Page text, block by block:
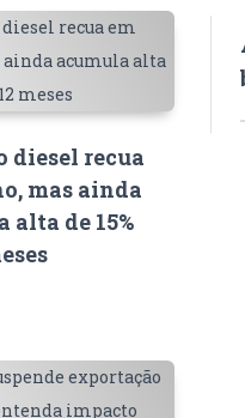
diesel recua
mas ainda
alta de 15%